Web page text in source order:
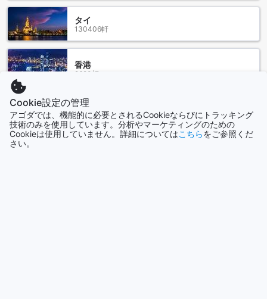
は、ビーチでのアクティビティの前後に立ち寄るのに最適な
スポットです。バラエティ豊かなメニューが揃っており、地
元の食材を使った美味しい料理を味わうことができます。
さらに、レストランでは、シェフによる創造的な料理が楽し
めます。地元の新鮮な食材を活かしたメニューは、オースト
ラリアの風味を存分に感じられるものばかりです。特別なデ
まるひと時を過ごせます。また、バーベキュー施設も完備さ
れており、友人や家族と一緒にアウトドアでの食事を楽しむ
ことができます。美しい景色を眺めながら、グリルで焼き上
げた料理を味わうのは、特別な体験となることでしょう。
パンダナス パームズ ホテルの客室オファー
タイ
130406軒
香港
2690軒
シンガポール
1506軒
Cookie設定の管理
アゴダでは、機能的に必要とされるCookieならびにトラッキング
技術のみを使用しています。分析やマーケティングのための
Cookieは使用していません。詳細についてはこちらをご参照くだ
さい。